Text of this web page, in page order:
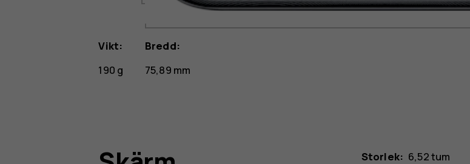
Vikt:
190 g
Bredd:
75,89 mm
Storlek: 6,52 tum